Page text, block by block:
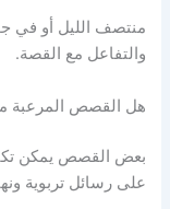
منتصف الليل أو في
والتفاعل مع القصة.
هل القصص المرعبة
بعض القصص يمكن
على رسائل تربوية